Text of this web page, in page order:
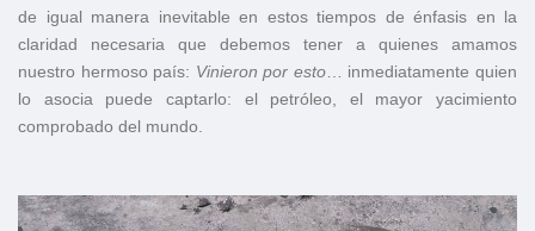
de igual manera inevitable en estos tiempos de énfasis en la
claridad necesaria que debemos tener a quienes amamos
nuestro hermoso país: Vinieron por esto… inmediatamente quien
lo asocia puede captarlo: el petróleo, el mayor yacimiento
comprobado del mundo.